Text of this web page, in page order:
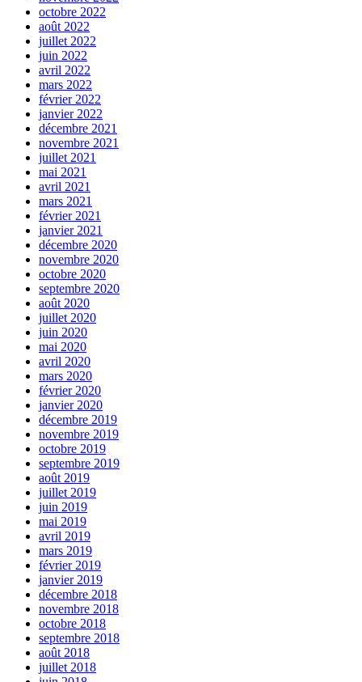
octobre 2022
août 2022
juillet 2022
juin 2022
avril 2022
mars 2022
février 2022
janvier 2022
décembre 2021
novembre 2021
juillet 2021
mai 2021
avril 2021
mars 2021
février 2021
janvier 2021
décembre 2020
novembre 2020
octobre 2020
septembre 2020
août 2020
juillet 2020
juin 2020
mai 2020
avril 2020
mars 2020
février 2020
janvier 2020
décembre 2019
novembre 2019
octobre 2019
septembre 2019
août 2019
juillet 2019
juin 2019
mai 2019
avril 2019
mars 2019
février 2019
janvier 2019
décembre 2018
novembre 2018
octobre 2018
septembre 2018
août 2018
juillet 2018